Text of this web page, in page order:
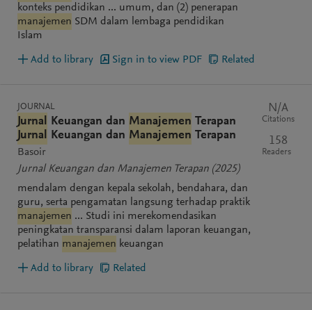
konteks pendidikan ... umum, dan (2) penerapan
manajemen SDM dalam lembaga pendidikan
Islam
Add to library Sign in to view PDF Related
JOURNAL
Jurnal Keuangan dan Manajemen Terapan
Jurnal Keuangan dan Manajemen Terapan
Basoir
Jurnal Keuangan dan Manajemen Terapan (2025)
mendalam dengan kepala sekolah, bendahara, dan
guru, serta pengamatan langsung terhadap praktik
manajemen ... Studi ini merekomendasikan
peningkatan transparansi dalam laporan keuangan,
pelatihan manajemen keuangan
N/A
Citations
158
Readers
Add to library Related